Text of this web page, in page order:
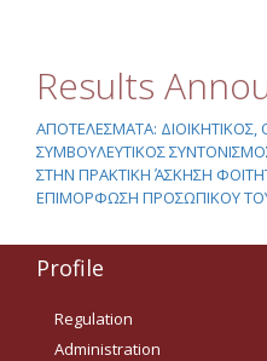
News
Nominations
Call for Nominations
Nominations Results
Results
ΑΠΟΤΕΛΕΣΜΑΤΑ: ΔΙΟΙΚΗΤΙΚΟΣ,
ΣΥΜΒΟΥΛΕΥΤΙΚΟΣ
ΣΤΗΝ ΠΡΑΚΤΙΚΗ ΆΣΚΗΣΗ
ΕΠΙΜΟΡΦΩΣΗ ΠΡΟΣΩΠΙΚΟΥ
Profile
Regulation
Administration